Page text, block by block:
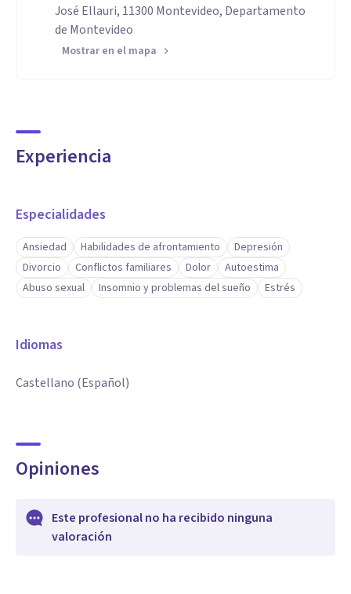
José Ellauri, 11300 Montevideo, Departamento
de Montevideo
Mostrar en el mapa
Experiencia
Especialidades
Ansiedad Habilidades de afrontamiento
Depresión
Divorcio
Conflictos familiares Dolor
Autoestima
Abuso sexual
Insomnio y problemas del sueño Estrés
Idiomas
Castellano (Español)
Opiniones
Este profesional no ha recibido ninguna
valoración